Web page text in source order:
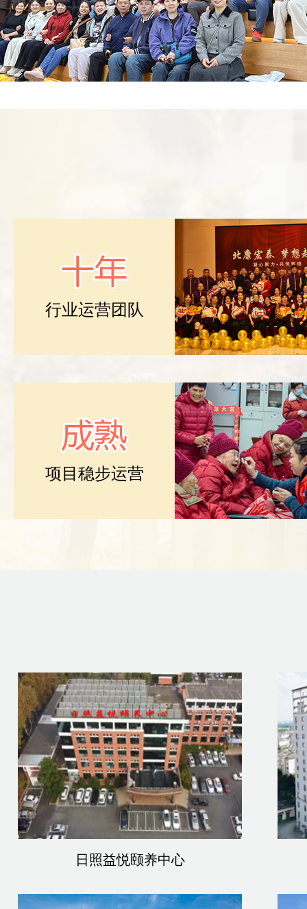
行业运营团队
项目稳步运营
日照益悦颐养中心